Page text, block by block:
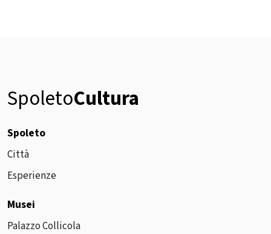
SpoletoCultura
Spoleto
Città
Esperienze
Musei
Palazzo Collicola